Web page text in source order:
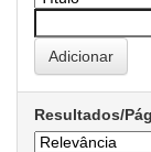
Resultados/